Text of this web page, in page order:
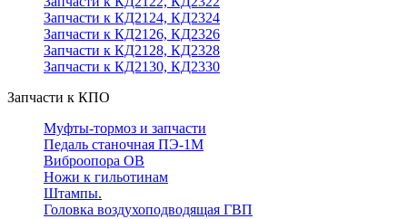
Запчасти к КД2124, КД2324
Запчасти к КД2126, КД2326
Запчасти к КД2128, КД2328
Запчасти к КД2130, КД2330
Запчасти к КПО
Муфты-тормоз и запчасти
Педаль станочная ПЭ-1М
Виброопора ОВ
Ножи к гильотинам
Штампы.
Головка воздухоподводящая ГВП